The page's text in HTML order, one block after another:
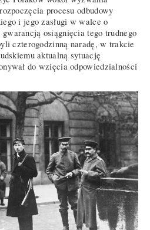
procesu odbudowy
i jego zasługi w walce o
osiągnięcia tego trudnego
czterogodzinną naradę, w trakcie
aktualną sytuację
do wzięcia odpowiedzialności